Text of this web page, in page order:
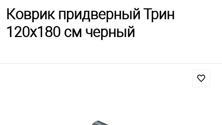
Коврик придверный Трин
120x180 см черный